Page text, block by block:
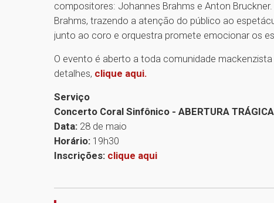
compositores: Johannes Brahms e Anton
Brahms, trazendo a atenção do público ao
junto ao coro e orquestra promete emocionar os
O evento é aberto a toda comunidade
detalhes, clique aqui.
Serviço
Concerto Coral Sinfônico - ABERTURA
Data: 28 de maio
Horário: 19h30
Inscrições: clique aqui